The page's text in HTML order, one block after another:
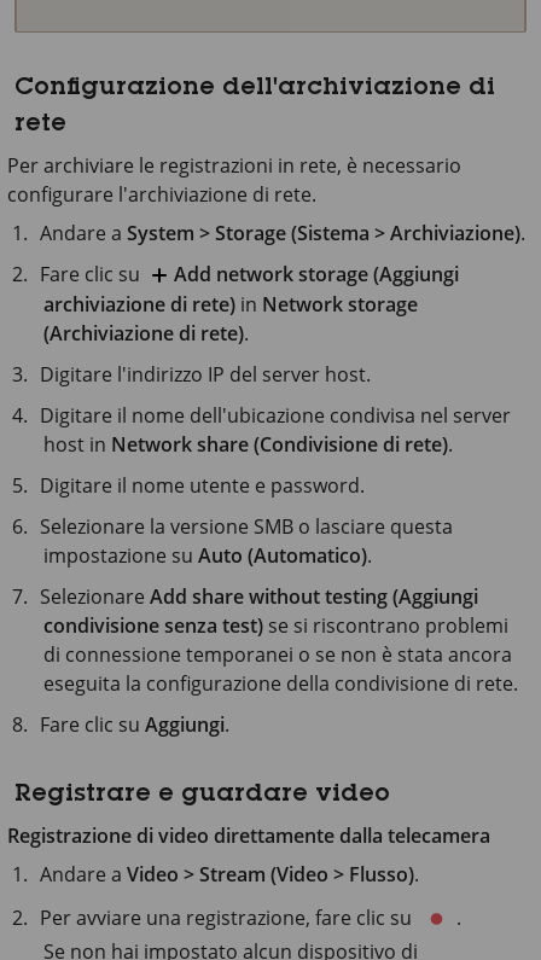
Configurazione dell'archiviazione di
rete
Per archiviare le registrazioni in rete, è necessario
configurare l'archiviazione di rete.
Andare aSystem > Storage (Sistema > Archiviazione).
Fare clic su
Add network storage (Aggiungi
archiviazione di rete) in Network storage
(Archiviazione di rete).
Digitare l'indirizzo IP del server host.
Digitare il nome dell'ubicazione condivisa nel server
host in Network share (Condivisione di rete).
Digitare il nome utente e password.
Selezionare la versione SMB o lasciare questa
impostazione su Auto (Automatico).
SelezionareAdd share without testing (Aggiungi
condivisione senza test) se si riscontrano problemi
di connessione temporanei o se non è stata ancora
eseguita la configurazione della condivisione di rete.
Fare clic suAggiungi.
Registrare e guardare video
Registrazione di video direttamente dalla telecamera
Andare aVideo > Stream (Video > Flusso).
Per avviare una registrazione, fare clic su
.
Se non hai impostato alcun dispositivo di